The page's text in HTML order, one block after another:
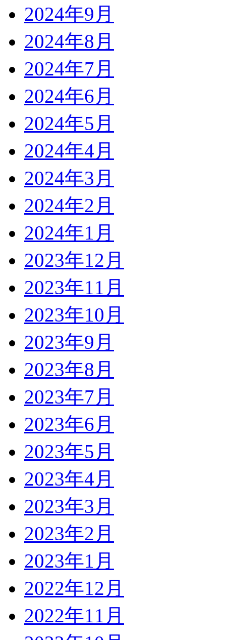
2024年9月
2024年8月
2024年7月
2024年6月
2024年5月
2024年4月
2024年3月
2024年2月
2024年1月
2023年12月
2023年11月
2023年10月
2023年9月
2023年8月
2023年7月
2023年6月
2023年5月
2023年4月
2023年3月
2023年2月
2023年1月
2022年12月
2022年11月